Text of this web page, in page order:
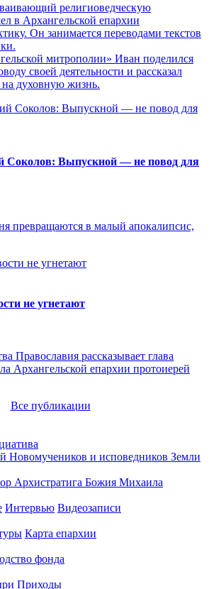
религиоведческую
в Архангельской епархии
Он занимается переводами текстов
митрополии» Иван поделился
своей деятельности и рассказал
на духовную жизнь.
Соколов: Выпускной — не повод для
превращаются в малый апокалипсис,
не угнетают
Православия рассказывает глава
Архангельской епархии протоиерей
Все публикации
Интервью Видеозаписи
Карта епархии
фонда
Приходы